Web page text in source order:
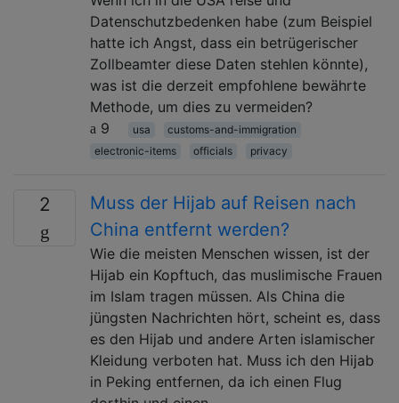
Datenschutzbedenken habe (zum Beispiel
hatte ich Angst, dass ein betrügerischer
Zollbeamter diese Daten stehlen könnte),
was ist die derzeit empfohlene bewährte
Methode, um dies zu vermeiden?
9
usa
customs-and-immigration
electronic-items
officials privacy
2
Muss der Hijab auf Reisen nach
China entfernt werden?
Wie die meisten Menschen wissen, ist der
Hijab ein Kopftuch, das muslimische Frauen
im Islam tragen müssen. Als China die
jüngsten Nachrichten hört, scheint es, dass
es den Hijab und andere Arten islamischer
Kleidung verboten hat. Muss ich den Hijab
in Peking entfernen, da ich einen Flug